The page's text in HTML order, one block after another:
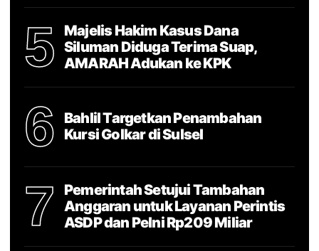
5
Majelis Hakim Kasus Dana
Siluman Diduga Terima Suap,
AMARAH Adukan ke KPK
6
Bahlil Targetkan Penambahan
Kursi Golkar di Sulsel
7
Pemerintah Setujui Tambahan
Anggaran untuk Layanan Perintis
ASDP dan Pelni Rp209 Miliar